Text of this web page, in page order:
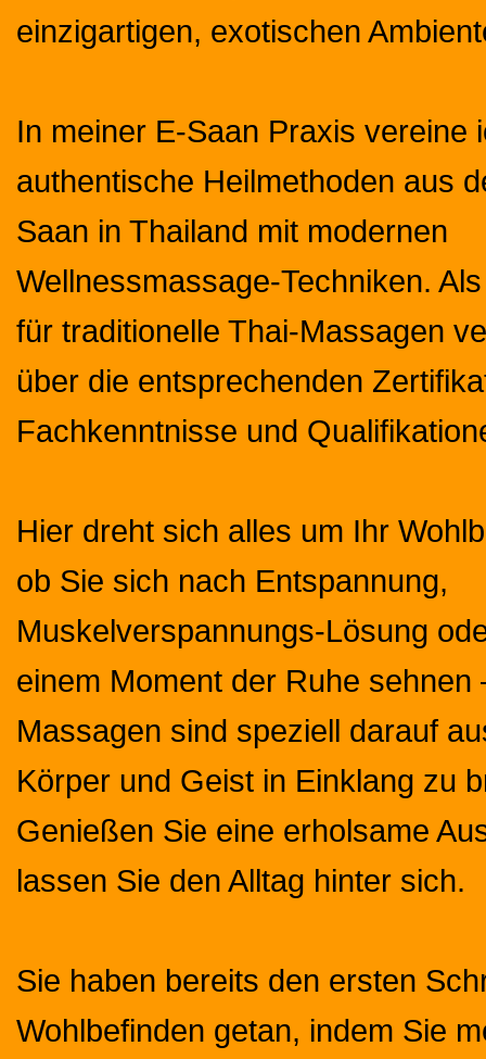
einzigartigen, exotischen
In meiner E-Saan Praxis vereine
authentische Heilmethoden aus
Saan in Thailand mit modernen
Wellnessmassage-Techniken.
für traditionelle Thai-Massagen
über die entsprechenden
Fachkenntnisse und
Hier dreht sich alles um Ihr
ob Sie sich nach Entspannung,
Muskelverspannungs-Lösung
einem Moment der Ruhe sehnen
Massagen sind speziell darauf
Körper und Geist in Einklang zu
Genießen Sie eine erholsame
lassen Sie den Alltag hinter sich.
Sie haben bereits den ersten
Wohlbefinden getan, indem Sie